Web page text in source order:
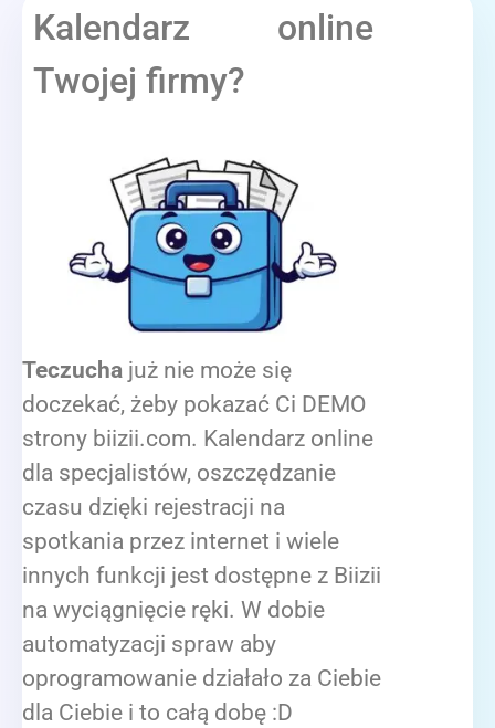
Kalendarz online
Twojej firmy?
Teczucha już nie może się
doczekać, żeby pokazać Ci DEMO
strony biizii.com. Kalendarz online
dla specjalistów, oszczędzanie
czasu dzięki rejestracji na
spotkania przez internet i wiele
innych funkcji jest dostępne z Biizii
na wyciągnięcie ręki. W dobie
automatyzacji spraw aby
oprogramowanie działało za Ciebie
dla Ciebie i to całą dobę :D